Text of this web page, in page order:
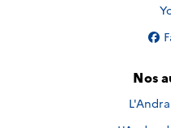
Nos